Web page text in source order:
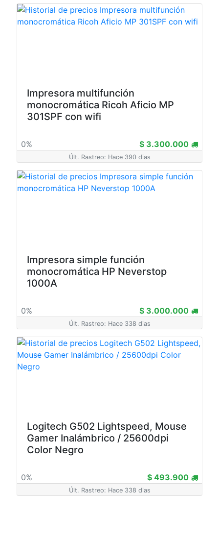
Impresora multifunción
monocromática Ricoh Aficio MP
301SPF con wifi
0% $ 3.300.000
Últ. Rastreo: Hace 390 dias
Impresora simple función
monocromática HP Neverstop
1000A
0% $ 3.000.000
Últ. Rastreo: Hace 338 dias
Logitech G502 Lightspeed, Mouse
Gamer Inalámbrico / 25600dpi
Color Negro
0% $ 493.900
Últ. Rastreo: Hace 338 dias